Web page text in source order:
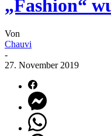
„Fashion“
Von
Chauvi
-
27. November 2019